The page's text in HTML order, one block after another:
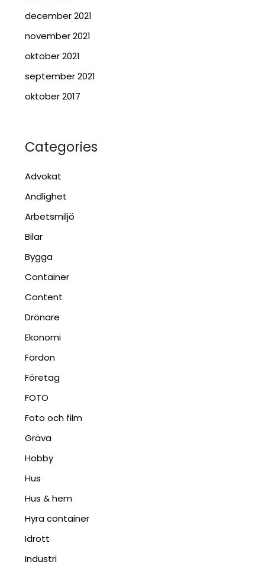
december 2021
november 2021
oktober 2021
september 2021
oktober 2017
Categories
Advokat
Andlighet
Arbetsmiljö
Bilar
Bygga
Container
Content
Drönare
Ekonomi
Fordon
Företag
FOTO
Foto och film
Gräva
Hobby
Hus
Hus & hem
Hyra container
Idrott
Industri